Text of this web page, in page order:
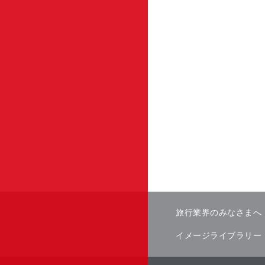
旅行業界のみなさまへ
イメージライブラリー